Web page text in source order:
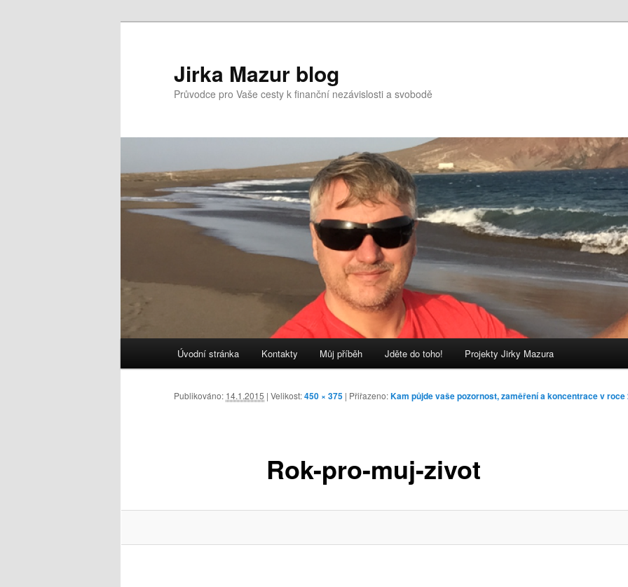
Jirka Mazur blog
Průvodce pro Vaše cesty k finanční nezávislosti a svobodě
Úvodní stránka Kontakty Můj příběh Jděte do toho! Projekty Jirky Mazura
Rok-pro-muj-zivot
Publikováno: 14.1.2015 | Velikost:450 × 375 | Přiřazeno:Kam půjde vaše pozornost, zaměření a koncentrace v roce